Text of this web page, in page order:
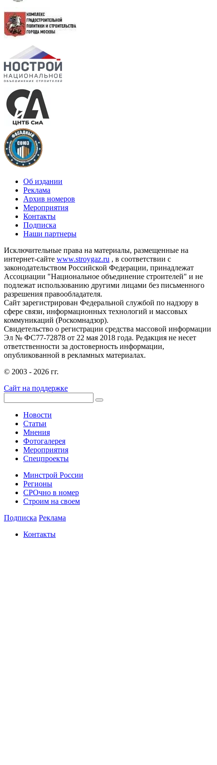
Об издании
Реклама
Архив номеров
Мероприятия
Контакты
Подписка
Наши партнеры
Исключительные права на материалы, размещенные на
интернет-сайте www.stroygaz.ru , в соответствии с
законодательством Российской Федерации, принадлежат
Ассоциации "Национальное объединение строителей" и не
подлежат использованию другими лицами без письменного
разрешения правообладателя.
Сайт зарегистрирован Федеральной службой по надзору в
сфере связи, информационных технологий и массовых
коммуникаций (Роскомнадзор).
Свидетельство о регистрации средства массовой информации
Эл № ФС77-72878 от 22 мая 2018 года. Редакция не несет
ответственности за достоверность информации,
опубликованной в рекламных материалах.
© 2003 - 2026 гг.
Сайт на поддержке
Новости
Статьи
Мнения
Фотогалерея
Мероприятия
Спецпроекты
Минстрой России
Регионы
СРОчно в номер
Строим на своем
Подписка Реклама
Контакты